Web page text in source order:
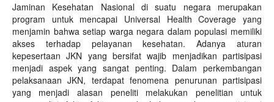
Jaminan Kesehatan Nasional di suatu negara merupakan
program untuk mencapai Universal Health Coverage yang
menjamin bahwa setiap warga negara dalam populasi memiliki
akses terhadap pelayanan kesehatan. Adanya aturan
kepesertaan JKN yang bersifat wajib menjadikan partisipasi
menjadi aspek yang sangat penting. Dalam perkembangan
pelaksanaan JKN, terdapat fenomena penurunan partisipasi
yang menjadi alasan peneliti melakukan penelitian untuk